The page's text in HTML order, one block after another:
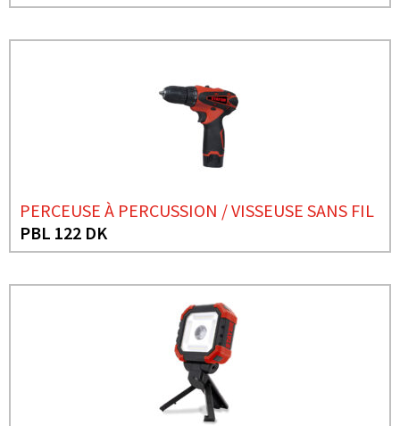
PERCEUSE À PERCUSSION / VISSEUSE SANS FIL
PBL 122 DK